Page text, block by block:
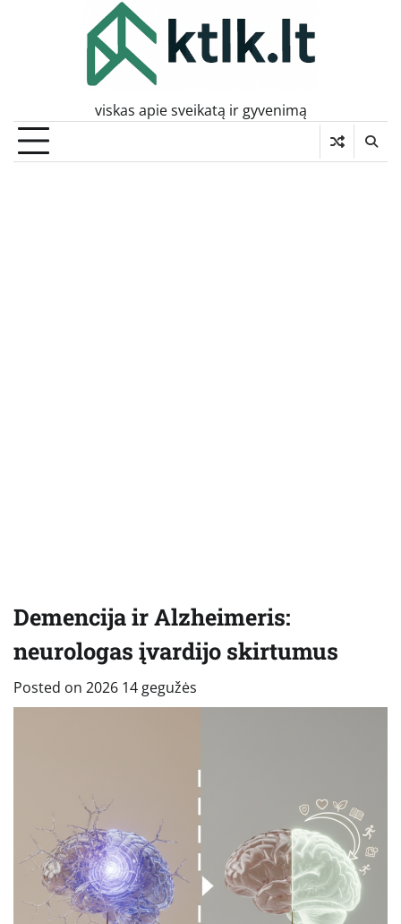
viskas apie sveikatą ir gyvenimą
Demencija ir Alzheimeris:
neurologas įvardijo skirtumus
Posted on 2026 14 gegužės